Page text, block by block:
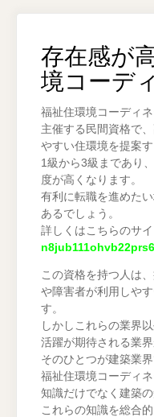
存在感が
境コーデ
福祉住環境コーディ
主催する民間資格で
やすい住環境を提案
1級から3級まであり
度が高くなります。
有利に転職を進めた
あるでしょう。
詳しくはこちらのサイ
この資格を持つ人は
や障害者が利用しや
す。
しかしこれらの業界
活躍が期待される業界
そのひとつが建築業界
福祉住環境コーディ
知識だけでなく建築
これらの知識を総合